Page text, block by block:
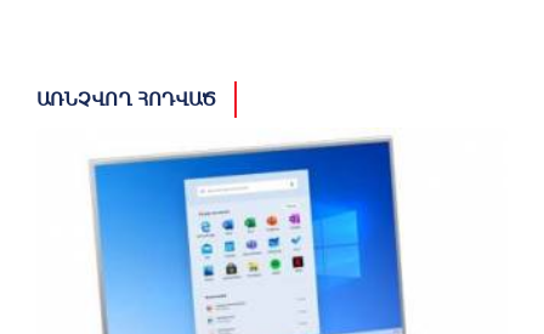
ԱՌՆՉՎՈՂ ՀՈԴՎԱԾ